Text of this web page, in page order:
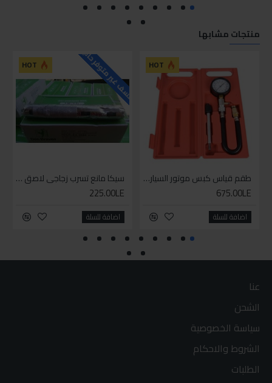
منتجات مشابها
HOT
طقم قياس كبس موتور السياره 3 ق
675.00LE
اضافة للسلة
HOT للاسف غير متوفر حاليا
سيكا مانع تسرب زجاجي لاصق اسود 600 مل
225.00LE
اضافة للسلة
عنا
الشحن
سياسة الخصوصية
الشروط والاحكام
الطلبات